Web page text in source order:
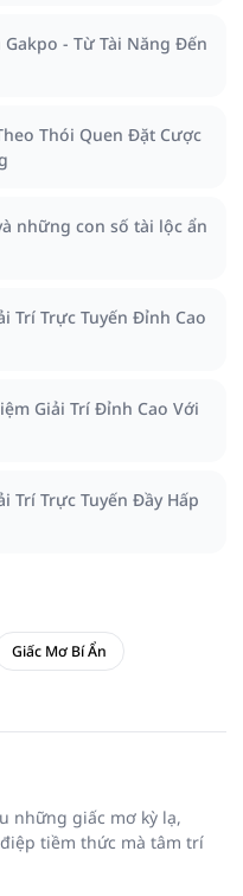
- Từ Tài Năng Đến
Thói Quen Đặt Cược
những con số tài lộc ẩn
Trí Trực Tuyến Đỉnh Cao
Giải Trí Đỉnh Cao Với
Trí Trực Tuyến Đầy Hấp
Giấc Mơ Bí Ẩn
những giấc mơ kỳ lạ,
tiềm thức mà tâm trí